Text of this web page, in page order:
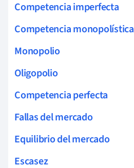
Competencia imperfecta
Competencia monopolística
Monopolio
Oligopolio
Competencia perfecta
Fallas del mercado
Equilibrio del mercado
Escasez